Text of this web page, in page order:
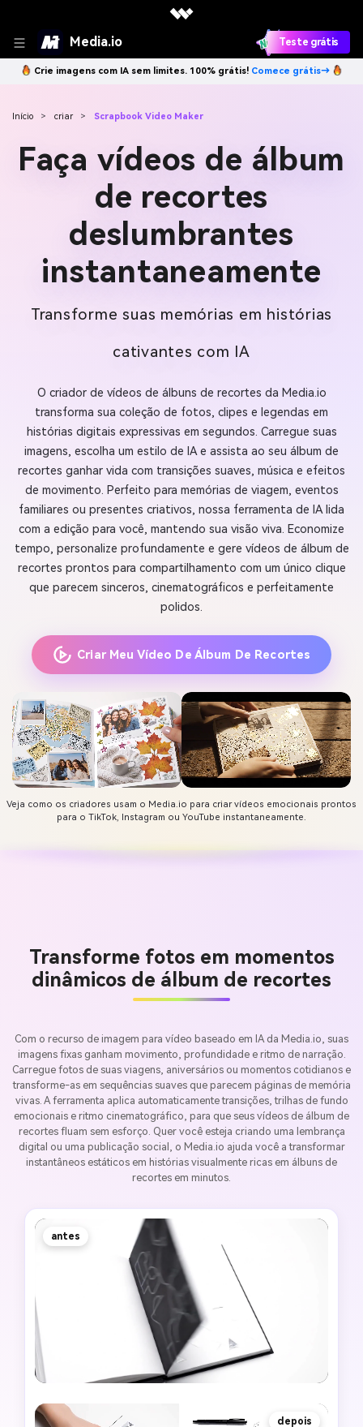
Media.io Teste grátis
Crie imagens com IA sem limites. 100% grátis! Comece grátis→
Início > criar > Scrapbook Video Maker
Faça vídeos de álbum
de recortes
deslumbrantes
instantaneamente
Transforme suas memórias em histórias
cativantes com IA
O criador de vídeos de álbuns de recortes da Media.io
transforma sua coleção de fotos, clipes e legendas em
histórias digitais expressivas em segundos. Carregue suas
imagens, escolha um estilo de IA e assista ao seu álbum de
recortes ganhar vida com transições suaves, música e efeitos
de movimento. Perfeito para memórias de viagem, eventos
familiares ou presentes criativos, nossa ferramenta de IA lida
com a edição para você, mantendo sua visão viva. Economize
tempo, personalize profundamente e gere vídeos de álbum de
recortes prontos para compartilhamento com um único clique
que parecem sinceros, cinematográficos e perfeitamente
polidos.
Criar Meu Vídeo De Álbum De Recortes
Veja como os criadores usam o Media.io para criar vídeos emocionais prontos
para o TikTok, Instagram ou YouTube instantaneamente.
Transforme fotos em momentos
dinâmicos de álbum de recortes
Com o recurso de imagem para vídeo baseado em IA da Media.io, suas
imagens fixas ganham movimento, profundidade e ritmo de narração.
Carregue fotos de suas viagens, aniversários ou momentos cotidianos e
transforme-as em sequências suaves que parecem páginas de memória
vivas. A ferramenta aplica automaticamente transições, trilhas de fundo
emocionais e ritmo cinematográfico, para que seus vídeos de álbum de
recortes fluam sem esforço. Quer você esteja criando uma lembrança
digital ou uma publicação social, o Media.io ajuda você a transformar
instantâneos estáticos em histórias visualmente ricas em álbuns de
recortes em minutos.
antes
depois